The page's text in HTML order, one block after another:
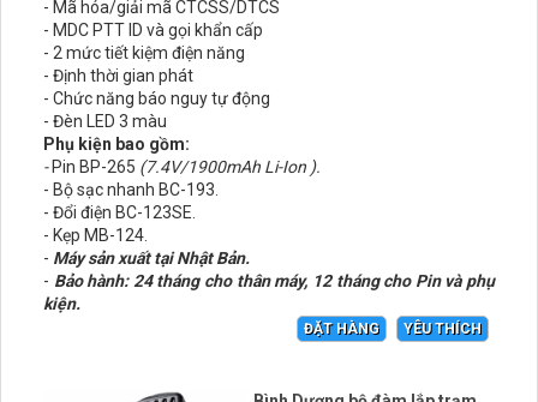
- Mã hóa/giải mã CTCSS/DTCS
- MDC PTT ID và gọi khẩn cấp
- 2 mức tiết kiệm điện năng
- Định thời gian phát
- Chức năng báo nguy tự động
- Đèn LED 3 màu
Phụ kiện bao gồm:
- Pin BP-265 (7.4V/1900mAh Li-Ion ).
- Bộ sạc nhanh BC-193.
- Đổi điện BC-123SE.
- Kẹp MB-124.
- Máy sản xuất tại Nhật Bản.
- Bảo hành: 24 tháng cho thân máy, 12 tháng cho Pin và phụ
kiện.
ĐẶT HÀNG YÊU THÍCH